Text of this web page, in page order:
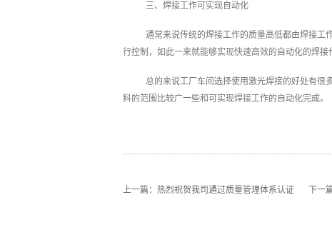
三、焊接工作可实现自动化
通常来说传统的焊接工作的质量高低都由焊接工
行控制，如此一来就能够实现快速高效的自动化的焊接
总的来说工厂车间选择使用激光焊接的好处有很
料的范围比较广一些和可实现焊接工作的自动化完成。
上一篇： 热烈祝贺我司通过质量管理体系认证 下一